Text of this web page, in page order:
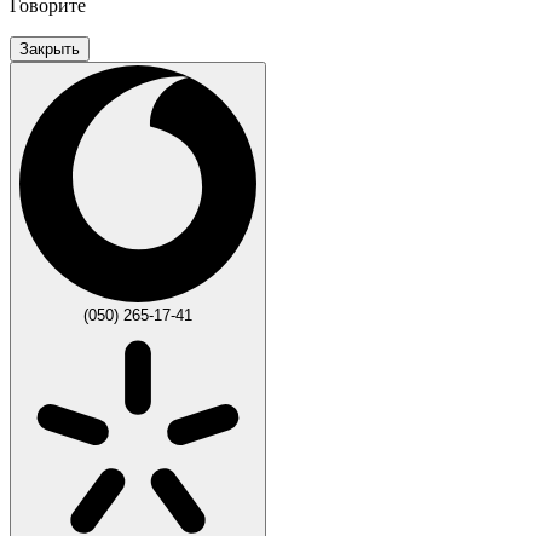
Говорите
Закрыть
(050) 265-17-41